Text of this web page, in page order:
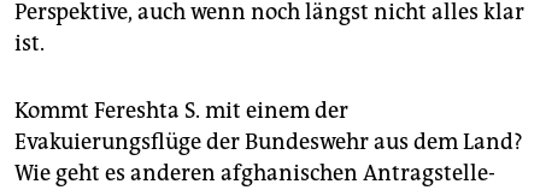
Perspektive, auch wenn noch längst nicht alles klar
ist.
Kommt Fereshta S. mit einem der
Evakuierungsflüge der Bundeswehr aus dem Land?
Wie geht es anderen afghanischen An­trag­stel­le­